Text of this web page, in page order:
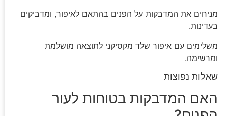
מניחים את המדבקות על הפנים בהתאם לאיפור, ומדביקים
בעדינות.
משלימים עם איפור שלד מקסיקני לתוצאה מושלמת
ומרשימה.
שאלות נפוצות
האם המדבקות בטוחות לעור